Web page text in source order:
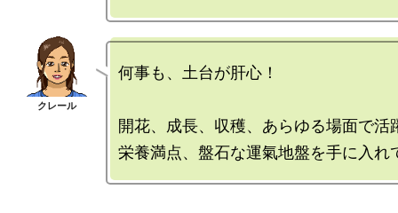
何事も、土台が肝心！
開花、成長、収穫、あらゆる場面で活